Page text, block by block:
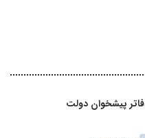
پیشخوان دولت